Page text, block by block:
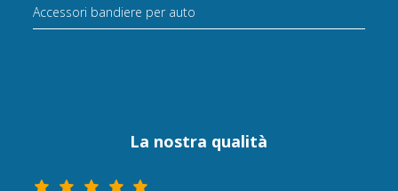
Accessori bandiere per auto
La nostra qualità